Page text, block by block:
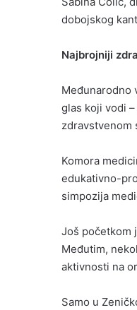
dobojskog
Najbrojniji
Međunarodno
glas koji vodi
zdravstvenom
Komora
edukativno-
simpozija
Još početkom
Međutim,
aktivnosti na
Samo u